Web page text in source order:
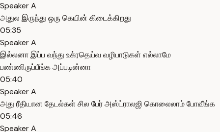
Speaker A
அதுல இருந்து ஒரு கெயின் கிடைக்கிறது
05:35
Speaker A
இல்லனா இப்ப வந்து உக்ரதெய்வ வழிபாடுகள் எல்லாமே
பண்ணிருப்பீங்க அப்படின்னா
05:40
Speaker A
அது ரீதியான தேடல்கள் சில பேர் அஸ்ட்ராலஜி கொலைலாம் போவீங்க
05:46
Speaker A